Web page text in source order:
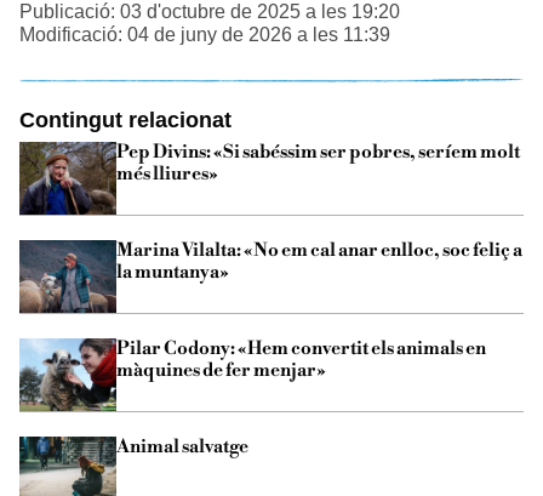
Publicació: 03 d'octubre de 2025 a les 19:20
Modificació: 04 de juny de 2026 a les 11:39
Contingut relacionat
Pep Divins: «Si sabéssim ser pobres, seríem molt
més lliures»
Marina Vilalta: «No em cal anar enlloc, soc feliç a
la muntanya»
Pilar Codony: «Hem convertit els animals en
màquines de fer menjar»
Animal salvatge